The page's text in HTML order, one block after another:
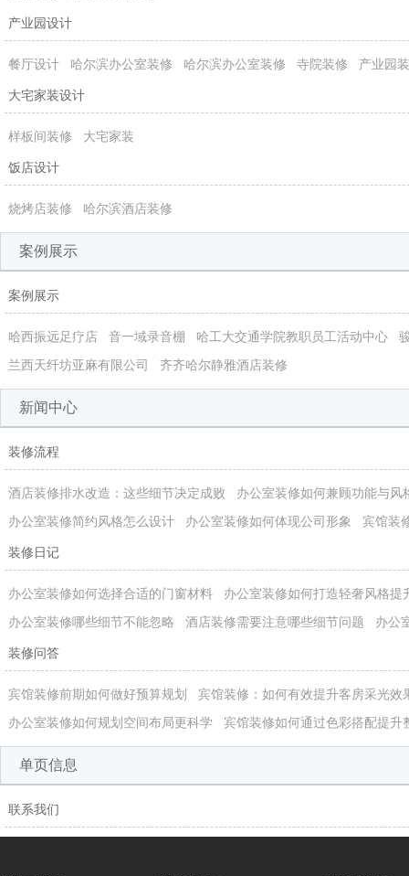
产业园设计
餐厅设计 哈尔滨办公室装修 哈尔滨办公室装修 寺院装修 产业园
大宅家装设计
样板间装修 大宅家装
饭店设计
烧烤店装修 哈尔滨酒店装修
案例展示
案例展示
哈西振远足疗店 音一域录音棚 哈工大交通学院教职员工活动中心
兰西天纤坊亚麻有限公司 齐齐哈尔静雅酒店装修
新闻中心
装修流程
酒店装修排水改造：这些细节决定成败 办公室装修如何兼顾功能与风
办公室装修简约风格怎么设计 办公室装修如何体现公司形象 宾馆装
装修日记
办公室装修如何选择合适的门窗材料 办公室装修如何打造轻奢风格提
办公室装修哪些细节不能忽略 酒店装修需要注意哪些细节问题 办公
装修问答
宾馆装修前期如何做好预算规划 宾馆装修：如何有效提升客房采光效
办公室装修如何规划空间布局更科学 宾馆装修如何通过色彩搭配提升
单页信息
联系我们